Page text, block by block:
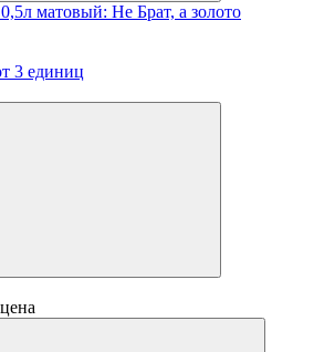
матовый: Не Брат, а золото
3 единиц